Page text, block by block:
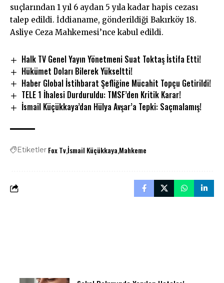
suçlarından 1 yıl 6 aydan 5 yıla kadar hapis cezası
talep edildi. İddianame, gönderildiği Bakırköy 18.
Asliye Ceza Mahkemesi’nce kabul edildi.
Halk TV Genel Yayın Yönetmeni Suat Toktaş İstifa Etti!
Hükümet Doları Bilerek Yükseltti!
Haber Global İstihbarat Şefliğine Mücahit Topçu Getirildi!
TELE 1 İhalesi Durduruldu: TMSF’den Kritik Karar!
İsmail Küçükkaya’dan Hülya Avşar’a Tepki: Saçmalamış!
Etiketler Fox Tvİsmail Küçükkaya Mahkeme